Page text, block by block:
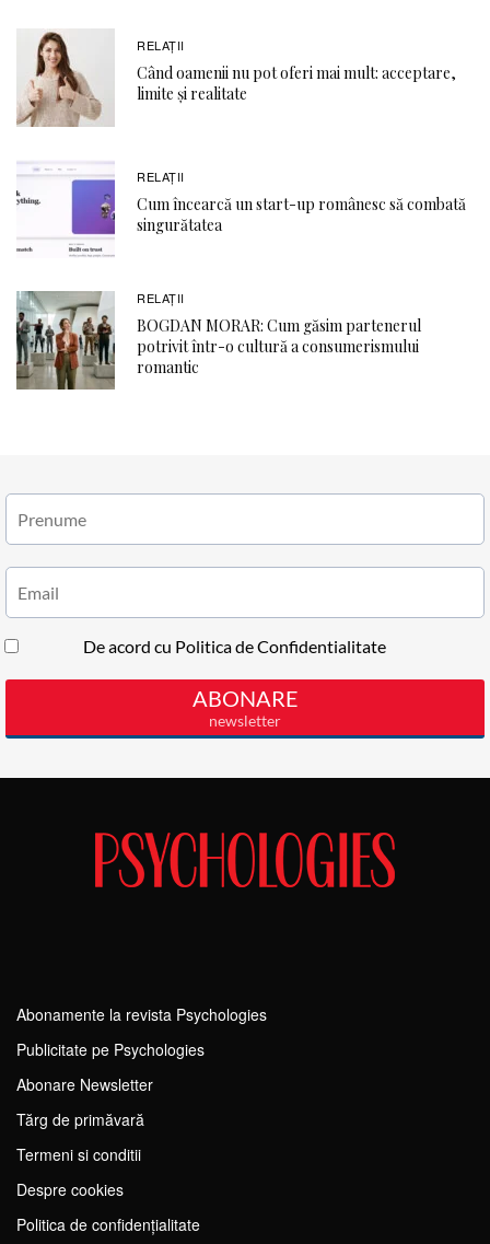
RELAŢII
Când oamenii nu pot oferi mai mult: acceptare,
limite și realitate
RELAŢII
Cum încearcă un start-up românesc să combată
singurătatea
RELAŢII
BOGDAN MORAR: Cum găsim partenerul
potrivit într-o cultură a consumerismului
romantic
Abonamente la revista Psychologies
Publicitate pe Psychologies
Abonare Newsletter
Tărg de primăvară
Termeni si conditii
Despre cookies
Politica de confidențialitate